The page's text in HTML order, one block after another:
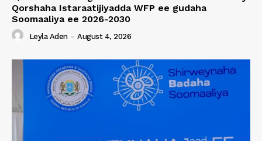
Qorshaha Istaraatijiyadda WFP ee gudaha
Soomaaliya ee 2026-2030
Leyla Aden - August 4, 2026